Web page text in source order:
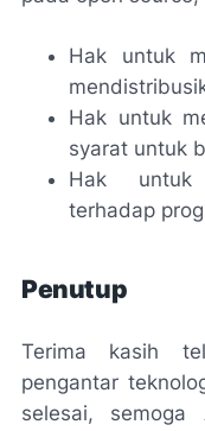
Hak untuk
Hak untuk
syarat untuk
Hak untuk
terhadap
Penutup
Terima kasih
pengantar
selesai,